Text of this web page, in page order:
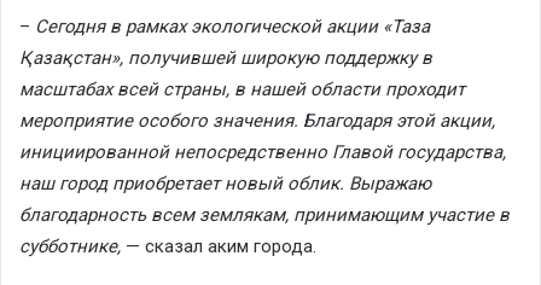
– Сегодня в рамках экологической акции «Таза
Қазақстан», получившей широкую поддержку в
масштабах всей страны, в нашей области проходит
мероприятие особого значения. Благодаря этой акции,
инициированной непосредственно Главой государства,
наш город приобретает новый облик. Выражаю
благодарность всем землякам, принимающим участие в
субботнике, — сказал аким города.